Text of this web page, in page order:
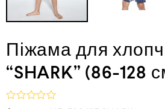
Піжама для
“SHARK” (86-128